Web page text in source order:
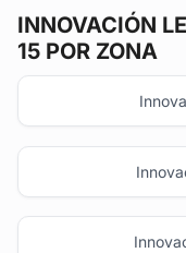
INNOVACIÓN
15 POR ZONA